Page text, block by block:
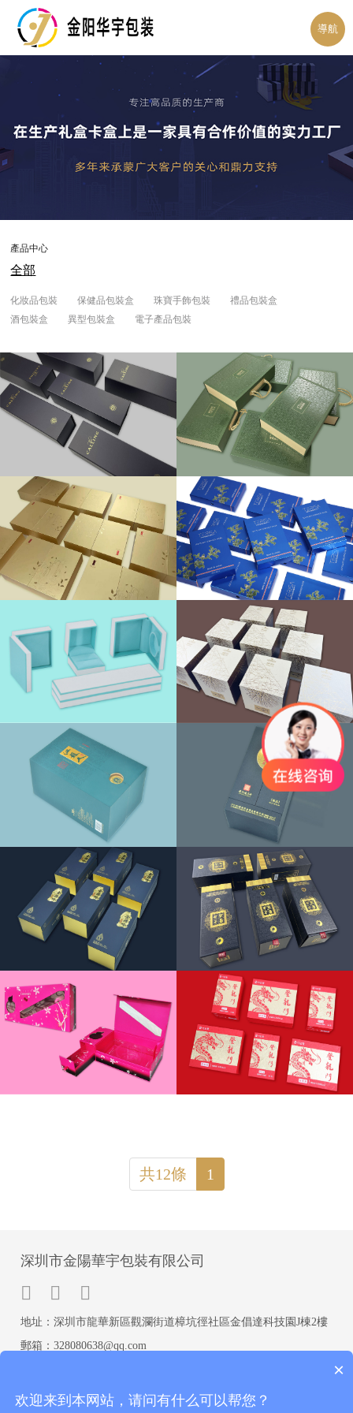
導航
產品中心
全部
化妝品包裝 保健品包裝盒 珠寶手飾包裝
禮品包裝盒
酒包裝盒
異型包裝盒 電子產品包裝
共12條 1
深圳市金陽華宇包裝有限公司
地址：深圳市龍華新區觀瀾街道樟坑徑社區金倡達科技園J棟2樓
郵箱：328080638@qq.com
QQ：391961890
×
欢迎来到本网站，请问有什么可以帮您？